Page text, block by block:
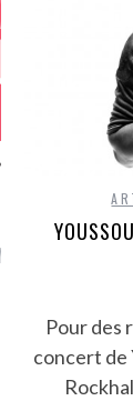
Pour des
concert de